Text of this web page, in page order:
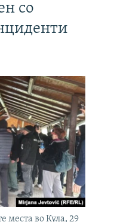
со
места во Кула, 29